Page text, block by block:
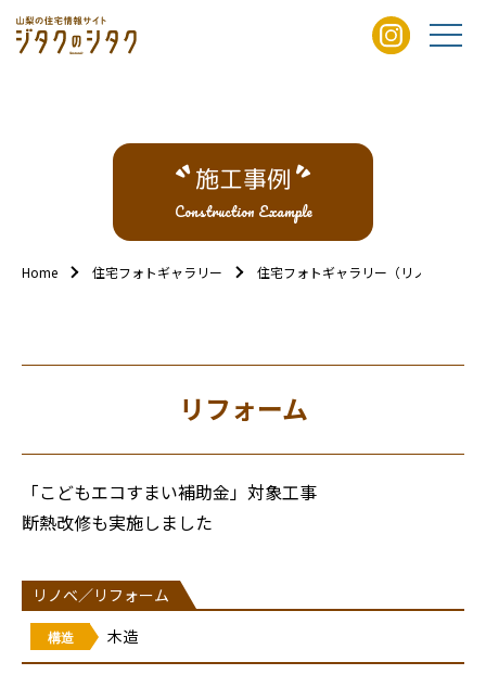
施工事例
Construction Example
Home 住宅フォトギャラリー 住宅フォトギャラリー（リノベ/リフ
リフォーム
「こどもエコすまい補助金」対象工事
断熱改修も実施しました
リノベ／リフォーム
構造 木造